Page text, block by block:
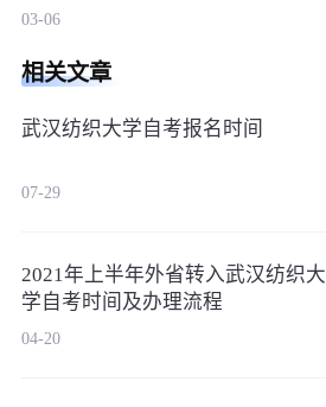
03-06
相关文章
武汉纺织大学自考报名时间
07-29
2021年上半年外省转入武汉纺织大
学自考时间及办理流程
04-20